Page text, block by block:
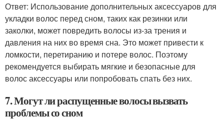
Ответ: Использование дополнительных аксессуаров для
укладки волос перед сном, таких как резинки или
заколки, может повредить волосы из-за трения и
давления на них во время сна. Это может привести к
ломкости, перетиранию и потере волос. Поэтому
рекомендуется выбирать мягкие и безопасные для
волос аксессуары или попробовать спать без них.
7. Могут ли распущенные волосы вызвать
проблемы со сном